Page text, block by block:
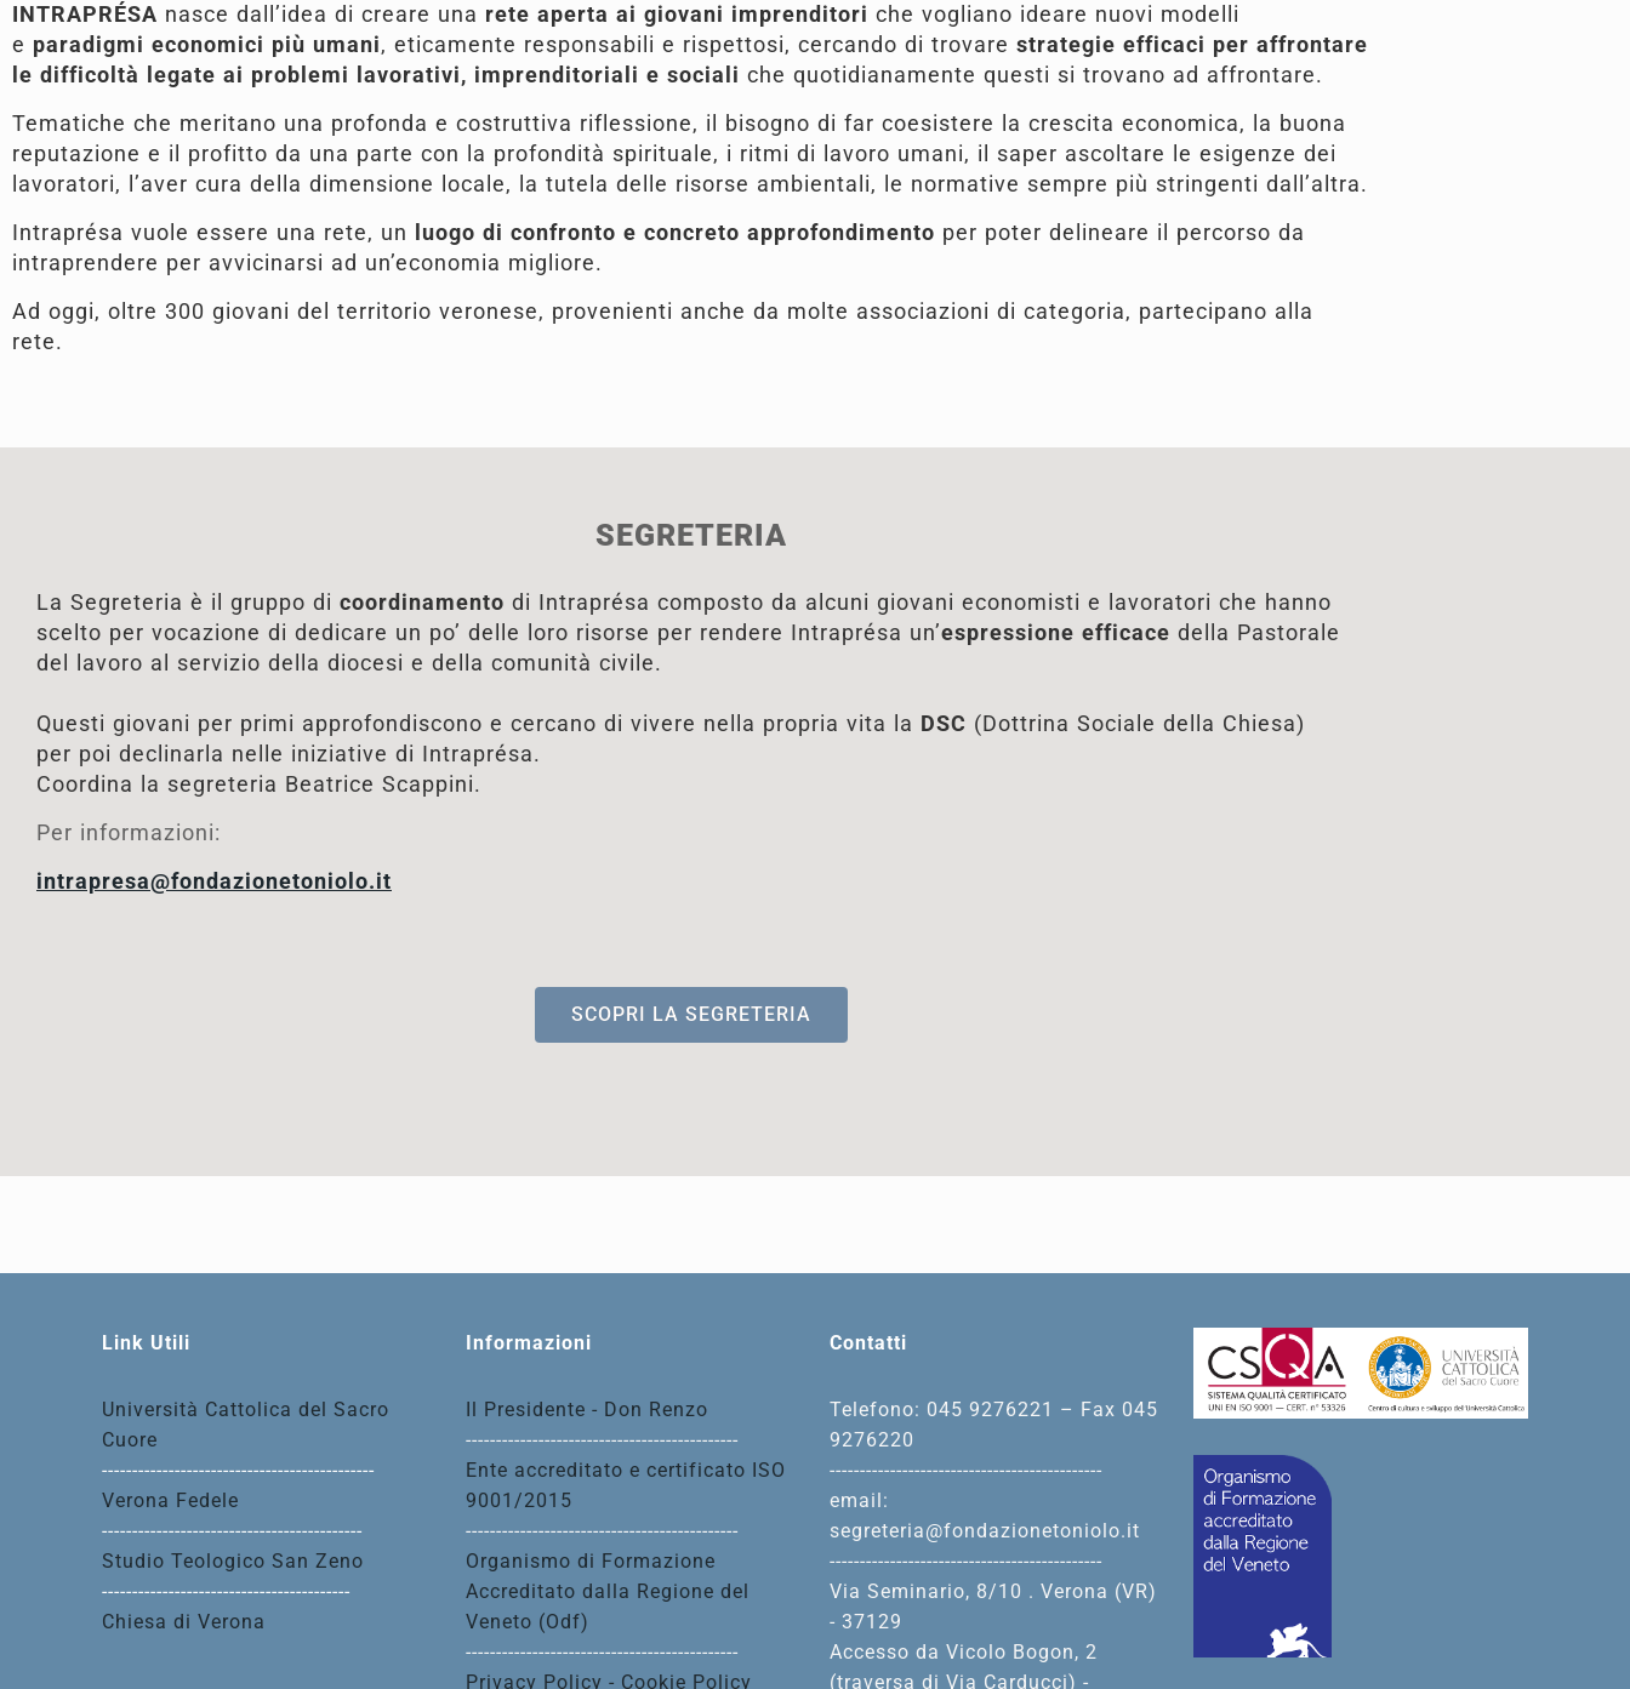
INTRAPRÉSA nasce dall’idea di creare una rete aperta ai giovani imprenditori che vogliano ideare nuovi modelli
e paradigmi economici più umani, eticamente responsabili e rispettosi, cercando di trovare strategie efficaci per affrontare
le difficoltà legate ai problemi lavorativi, imprenditoriali e sociali che quotidianamente questi si trovano ad affrontare.
Tematiche che meritano una profonda e costruttiva riflessione, il bisogno di far coesistere la crescita economica, la buona
reputazione e il profitto da una parte con la profondità spirituale, i ritmi di lavoro umani, il saper ascoltare le esigenze dei
lavoratori, l’aver cura della dimensione locale, la tutela delle risorse ambientali, le normative sempre più stringenti dall’altra.
Intraprésa vuole essere una rete, un
luogo di confronto e concreto approfondimento per poter delineare il percorso da
intraprendere per avvicinarsi ad un’economia migliore.
Ad oggi, oltre 300 giovani del territorio veronese, provenienti anche da molte associazioni di categoria, partecipano alla
rete.
SEGRETERIA
La Segreteria è il gruppo di coordinamento di Intraprésa composto da alcuni giovani economisti e lavoratori che hanno
scelto per vocazione di dedicare un po’ delle loro risorse per rendere Intraprésa un’espressione efficace della Pastorale
del lavoro al servizio della diocesi e della comunità civile.
Questi giovani per primi approfondiscono e cercano di vivere nella propria vita la DSC (Dottrina Sociale della Chiesa)
per poi declinarla nelle iniziative di Intraprésa.
Coordina la segreteria Beatrice Scappini.
Per informazioni:
intrapresa@fondazionetoniolo.it
SCOPRI LA SEGRETERIA
Link Utili
Università Cattolica del Sacro
Cuore
---------------------------------------------
Verona Fedele
-------------------------------------------
Studio Teologico San Zeno
-----------------------------------------
Chiesa di Verona
Informazioni
Il Presidente - Don Renzo
---------------------------------------------
Ente accreditato e certificato ISO
9001/2015
---------------------------------------------
Organismo di Formazione
Accreditato dalla Regione del
Veneto (Odf)
---------------------------------------------
Privacy Policy - Cookie Policy
Contatti
Telefono: 045 9276221 – Fax 045
9276220
---------------------------------------------
email:
segreteria@fondazionetoniolo.it
---------------------------------------------
Via Seminario, 8/10 . Verona (VR)
- 37129
Accesso da Vicolo Bogon, 2
(traversa di Via Carducci) -